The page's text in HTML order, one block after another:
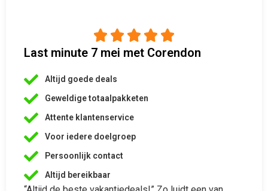
Last minute 7 mei met Corendon
Altijd goede deals
Geweldige totaalpakketen
Attente klantenservice
Voor iedere doelgroep
Persoonlijk contact
Altijd bereikbaar
“Altijd de beste vakantiedeals!” Zo luidt een van
Corendon zijn slogans en dat is niet voor niets. Het